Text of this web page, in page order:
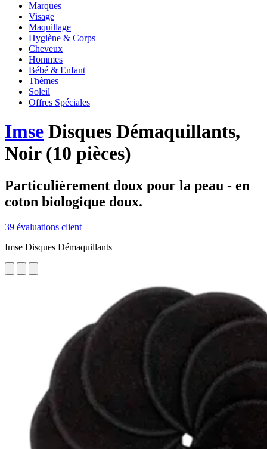
Marques
Visage
Maquillage
Hygiène & Corps
Cheveux
Hommes
Bébé & Enfant
Thèmes
Soleil
Offres Spéciales
Imse Disques Démaquillants,
Noir (10 pièces)
Particulièrement doux pour la peau - en
coton biologique doux.
39 évaluations client
Imse Disques Démaquillants